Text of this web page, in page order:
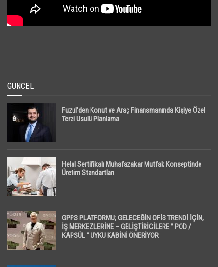
GÜNCEL
Fuzul’den Konut ve Araç Finansmanında Kişiye Özel
Terzi Usulü Planlama
Helal Sertifikalı Muhafazakar Mutfak Konseptinde
Üretim Standartları
GPPS PLATFORMU; GELECEĞİN OFİS TRENDİ İÇİN,
İŞ MERKEZLERİNE – GELİŞTİRİCİLERE ” POD /
KAPSÜL ” UYKU KABİNİ ÖNERİYOR